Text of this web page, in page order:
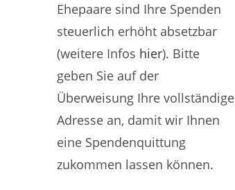
Ehepaare sind Ihre Spenden
steuerlich erhöht absetzbar
(weitere Infos hier). Bitte
geben Sie auf der
Überweisung Ihre vollständige
Adresse an, damit wir Ihnen
eine Spendenquittung
zukommen lassen können.